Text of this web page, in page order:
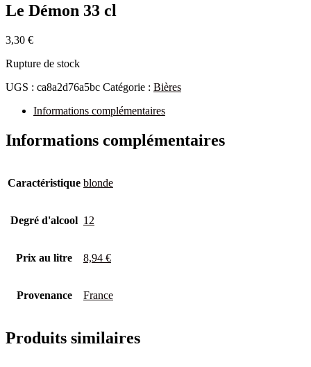
Le Démon 33 cl
3,30 €
Rupture de stock
UGS : ca8a2d76a5bc Catégorie : Bières
Informations complémentaires
Informations complémentaires
Caractéristique blonde
Degré d'alcool 12
Prix au litre 8,94 €
Provenance France
Produits similaires